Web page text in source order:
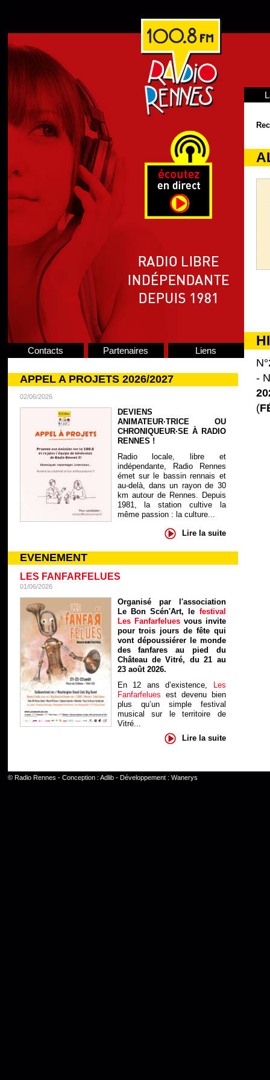
Contacts Partenaires Liens
APPEL A PROJETS 2026/2027
02/06/2026
DEVIENS
ANIMATEUR·TRICE OU
CHRONIQUEUR·SE À RADIO
RENNES !
Radio locale, libre et
indépendante, Radio Rennes
émet sur le bassin rennais et
au-delà, dans un rayon de 30
km autour de Rennes. Depuis
1981, la station cultive la
même passion : la culture...
Lire la suite
EVENEMENT
LES FANFARFELUES
01/06/2026
Organisé par l'association
Le Bon Scén'Art, le festival
Les Fanfarfelues vous invite
pour trois jours de fête qui
vont dépoussiérer le monde
des fanfares au pied du
Château de Vitré, du 21 au
23 août 2026.
En 12 ans d’existence, Les
Fanfarfelues est devenu bien
plus qu’un simple festival
musical sur le territoire de
Vitré...
Lire la suite
-
(
© Radio Rennes - Conception : Adlib- Développement : Wanerys